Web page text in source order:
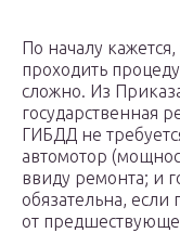
По началу кажется,
проходить
сложно. Из
государственная
ГИБДД не
автомотор
ввиду ремонта; и
обязательна, если
от